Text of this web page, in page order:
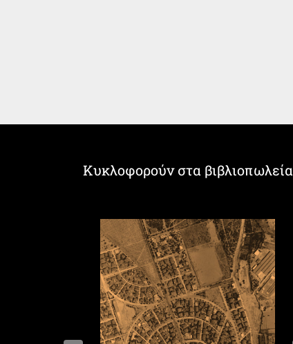
Κυκλοφορούν στα βιβλιοπωλεία